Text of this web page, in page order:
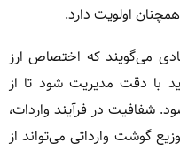
اولویت دارد.
می‌گویند که اختصاص ارز
با دقت مدیریت شود تا از
شفافیت در فرآیند واردات،
گوشت وارداتی می‌تواند از